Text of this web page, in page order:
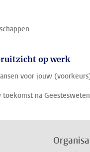
op werk
voor jouw
toekomst na